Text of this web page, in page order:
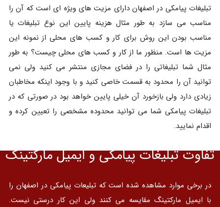
تبلیغات پیامکی در اصفهان دارای مزیت های ویژه ای است که آن را
مناسب می سازد به طور مثال هزینه پایین این نوع تبلیغات یا
مناسب بودن این روش برای کار و کسب های محلی از نمونه این
مزیت ها است. منظور ما از کار و کسب های محلی چیست؟ به طور
مثال شما تبلیغاتی را در فضای مجازی منتشر می کنید ولی نمی
توانید آن را محدود به قسمت خاصی کنید و با وجود اینکه مخاطبان
زیادی دارد ولی بازخورد آن خیلی پایین خواهد بود در صورتی که در
تبلیغات پیامکی شما می توانید محدوده مشخصی را تعیین کرده و
اقدام نمایید.
تفاوت تبلیغات پیامکی و ایمیل مارکتینگ
در برخی موارد مشاهده شده است که تبلیعات پیامکی در اصفهان را
با ایمیل مارکتینگ مقایسه می کنند ولی این کار درستی نیست.